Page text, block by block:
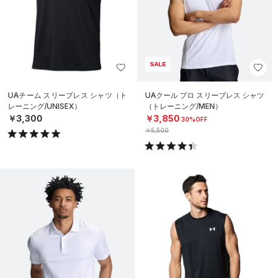
UAチーム スリーブレス シャツ（ト
レーニング/UNISEX）
￥3,300
SALE
UAクール プロ スリーブレス シャツ
（トレーニング/MEN）
￥3,850 30%OFF
￥5,500